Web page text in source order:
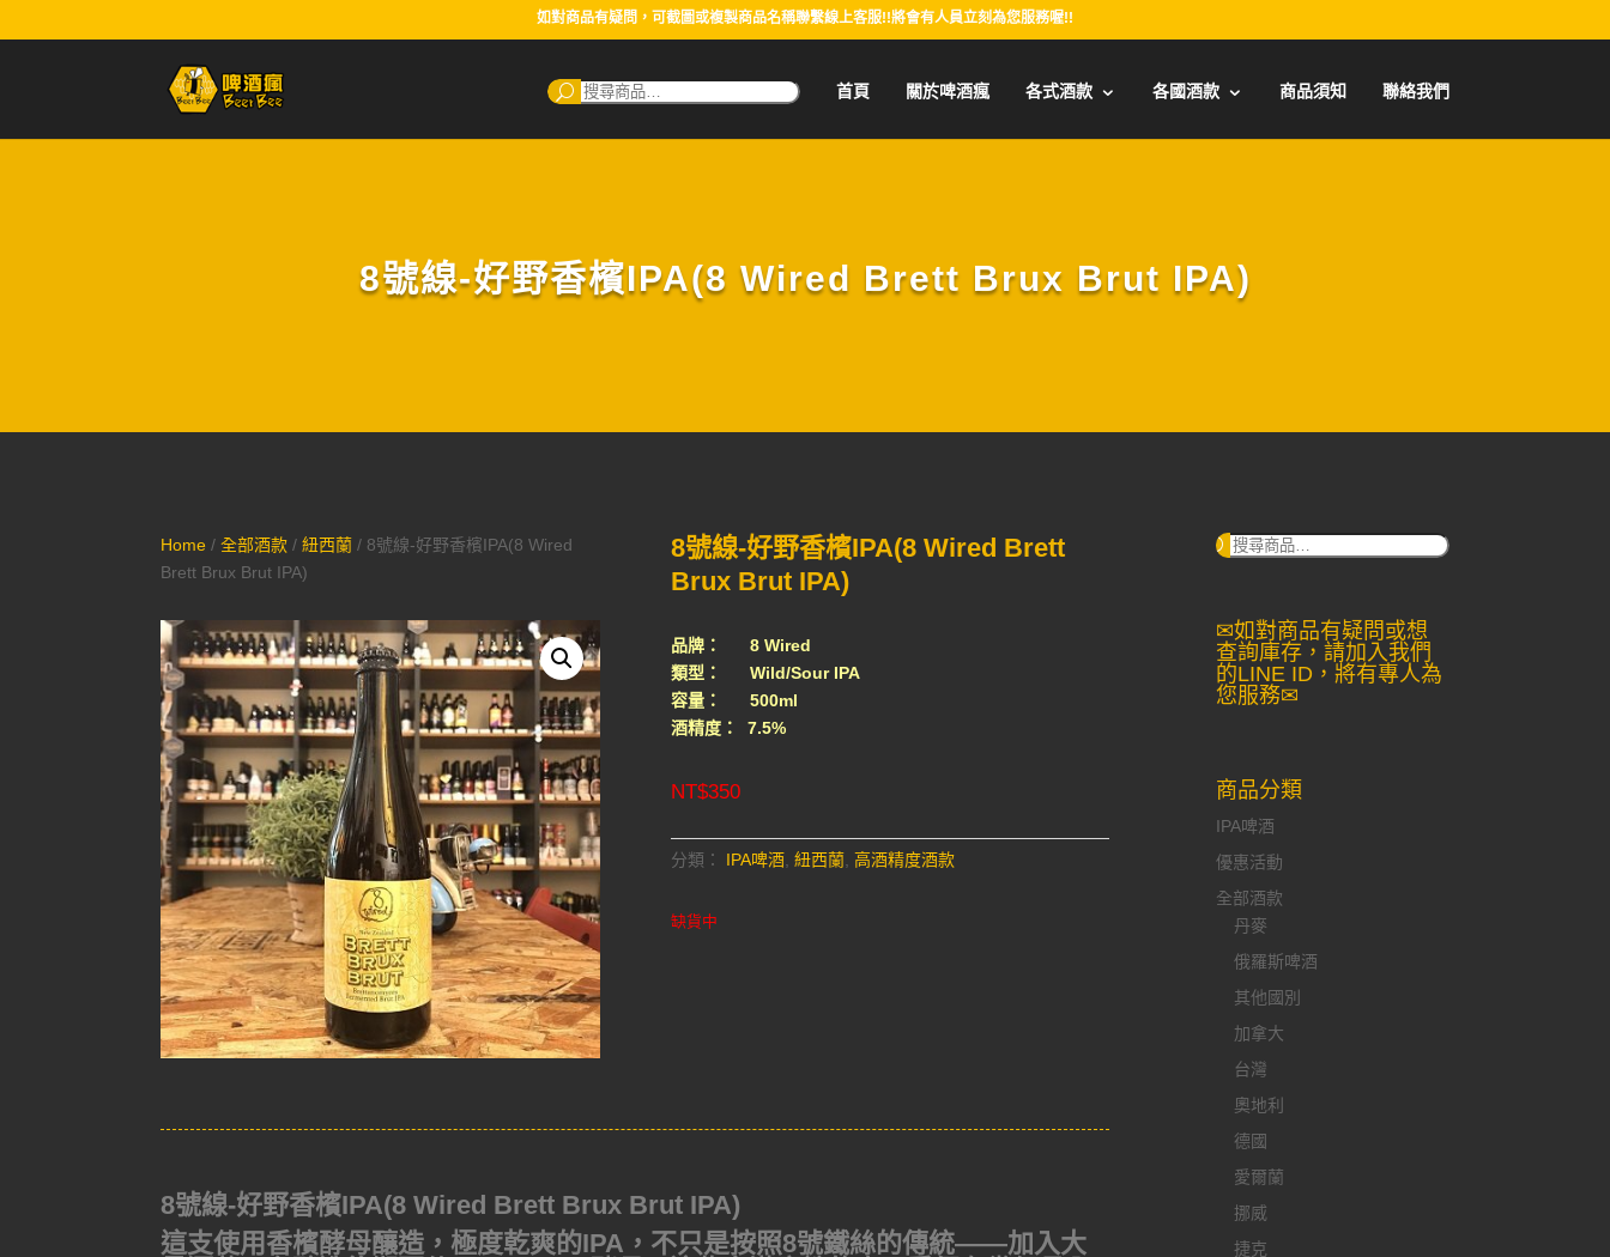
如對商品有疑問，可截圖或複製商品名稱聯繫線上客服!!將會有人員立刻為您服務喔!!
搜
尋：
首頁 關於啤酒瘋 各式酒款 各國酒款 商品須知 聯絡我們
8號線-好野香檳IPA(8 Wired Brett Brux Brut IPA)
Home /全部酒款 /紐西蘭 / 8號線-好野香檳IPA(8 Wired
Brett Brux Brut IPA)
8號線-好野香檳IPA(8 Wired Brett
Brux Brut IPA)
品牌： 8 Wired
類型： Wild/Sour IPA
容量： 500ml
酒精度： 7.5%
NT$350
分類： IPA啤酒, 紐西蘭, 高酒精度酒款
缺貨中
8號線-好野香檳IPA(8 Wired Brett Brux Brut IPA)
這支使用香檳酵母釀造，極度乾爽的IPA，不只是按照8號鐵絲的傳統——加入大
搜
✉如對商品有疑問或想
查詢庫存，請加入我們
的LINE ID，將有專人為
您服務✉
商品分類
IPA啤酒
優惠活動
全部酒款
丹麥
俄羅斯啤酒
其他國別
加拿大
台灣
奧地利
德國
愛爾蘭
挪威
捷克